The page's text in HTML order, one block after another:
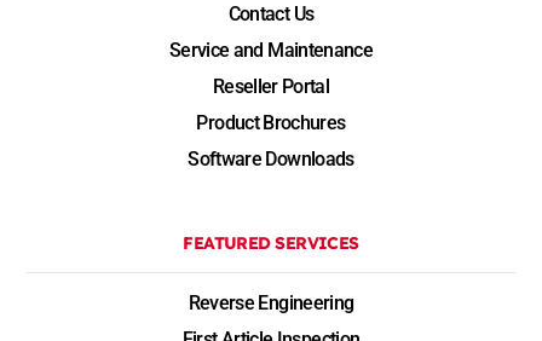
Contact Us
Service and Maintenance
Reseller Portal
Product Brochures
Software Downloads
FEATURED SERVICES
Reverse Engineering